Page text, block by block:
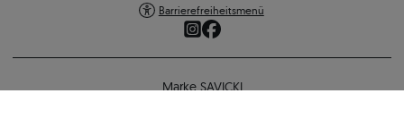
Barrierefreiheitsmenü
Marke SAVICKI